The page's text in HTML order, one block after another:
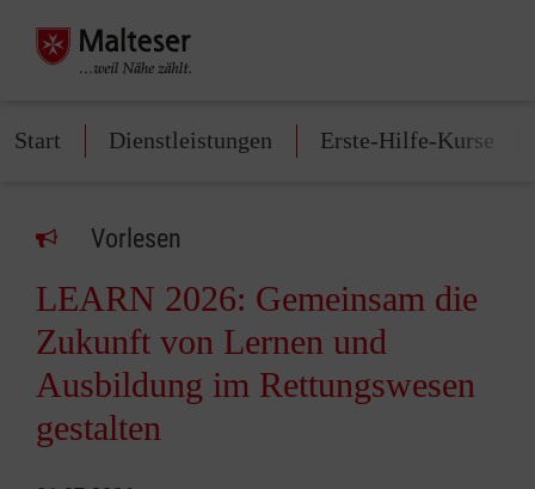
Start Dienstleistungen Erste-Hilfe-Kurse
Vorlesen
LEARN 2026: Gemeinsam die
Zukunft von Lernen und
Ausbildung im Rettungswesen
gestalten